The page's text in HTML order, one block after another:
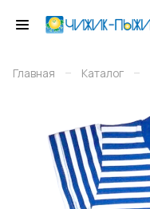
Главная – Каталог –